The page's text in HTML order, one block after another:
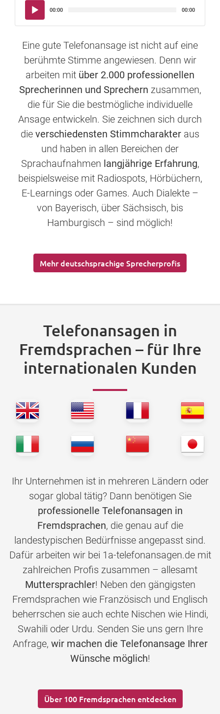
Audio-
Player
00:00 00:00
Eine gute Telefonansage ist nicht auf eine
berühmte Stimme angewiesen. Denn wir
arbeiten mit über 2.000 professionellen
Sprecherinnen und Sprechern zusammen,
die für Sie die bestmögliche individuelle
Ansage entwickeln. Sie zeichnen sich durch
die verschiedensten Stimmcharakter aus
und haben in allen Bereichen der
Sprachaufnahmen langjährige Erfahrung,
beispielsweise mit Radiospots, Hörbüchern,
E-Learnings oder Games. Auch Dialekte –
von Bayerisch, über Sächsisch, bis
Hamburgisch – sind möglich!
Mehr deutschsprachige Sprecherprofis
Telefonansagen in
Fremdsprachen – für Ihre
internationalen Kunden
Ihr Unternehmen ist in mehreren Ländern oder
sogar global tätig? Dann benötigen Sie
professionelle Telefonansagen in
Fremdsprachen, die genau auf die
landestypischen Bedürfnisse angepasst sind.
Dafür arbeiten wir bei 1a-telefonansagen.de mit
zahlreichen Profis zusammen – allesamt
Muttersprachler! Neben den gängigsten
Fremdsprachen wie Französisch und Englisch
beherrschen sie auch echte Nischen wie Hindi,
Swahili oder Urdu. Senden Sie uns gern Ihre
Anfrage, wir machen die Telefonansage Ihrer
Wünsche möglich!
Über 100 Fremdsprachen entdecken